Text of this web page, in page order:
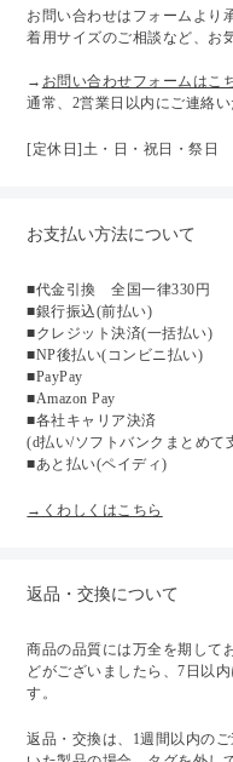
お問い合わせはフォームより
着用サイズのご相談など、お
→ お問い合わせフォームはこ
通常、2営業日以内にご連絡い
[定休日]土・日・祝日・祭日
お支払い方法について
■代金引換 全国一律330円
■銀行振込(前払い)
■クレジット決済(一括払い)
■NP後払い(コンビニ払い)
■PayPay
■Amazon Pay
■各社キャリア決済
(d払い/ソフトバンクまとめて
■あと払い(ペイディ)
→くわしくはこちら
返品・交換について
商品の品質には万全を期して
どがございましたら、7日以
す。
返品・交換は、1週間以内の